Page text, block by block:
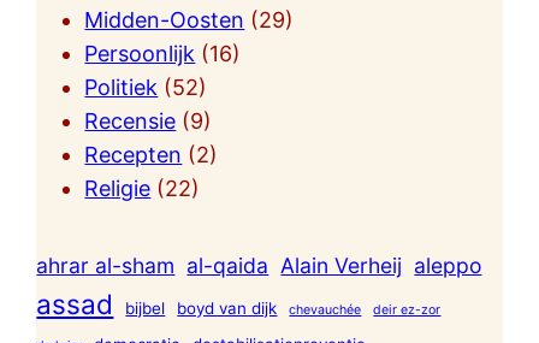
Midden-Oosten (29)
Persoonlijk (16)
Politiek (52)
Recensie (9)
Recepten (2)
Religie (22)
ahrar al-sham al-qaida Alain Verheij aleppo
assad bijbel boyd van dijk chevauchée deir ez-zor